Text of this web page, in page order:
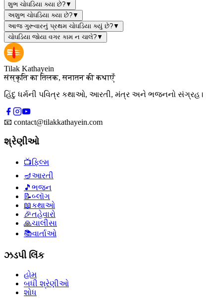
શુભ ચોઘડિયા ક્યા છે?▼
અશુભ ચોઘડિયા ક્યા છે?▼
આજ ગુરૂવારનું પ્રથમ ચોઘડિયા ક્યું છે?▼
ચોઘડિયા જોયા વગર કામ ન ચાલે?▼
Tilak Kathayein
संस्कृति का तिलक, सनातन की कथाएँ
હિંદુ ધર્મની પવિત્ર કથાઓ, આરતી, મંત્ર અને ભજનનો સંગ્રહ।
📧 contact@tilakkathayein.com
શ્રેણીઓ
📺ફિલ્મ
🪔આરતી
🎵 ભજન
📝બ્લૉગ
📖કથાઓ
🎉તહેવારો
🙏ચાલીસા
📚વાર્તાઓ
ઝડપી લિંક
હોમ
બધી શ્રેણીઓ
શોધ